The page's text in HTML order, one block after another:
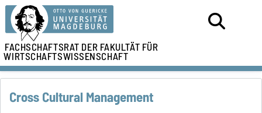
FACHSCHAFTSRAT DERFAKULTÄT FÜR
WIRTSCHAFTSWISSENSCHAFT
Cross Cultural Management